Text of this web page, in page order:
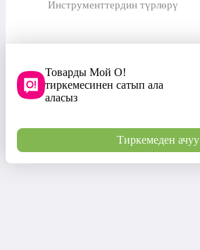
Инструменттердин түрлөрү
Товарды Мой О!
тиркемесинен сатып ала
аласыз
Тиркемеден ачуу